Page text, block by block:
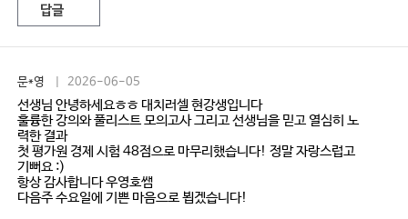
답글
문*영 | 2026-06-05
선생님 안녕하세요ㅎㅎ 대치러셀 현강생입니다
훌륭한 강의와 풀리스트 모의고사 그리고 선생님을 믿고 열심히 노
력한 결과
첫 평가원 경제 시험 48점으로 마무리했습니다! 정말 자랑스럽고
기뻐요 :)
항상 감사합니다 우영호쌤
다음주 수요일에 기쁜 마음으로 뵙겠습니다!